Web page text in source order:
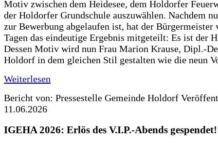
Motiv zwischen dem Heidesee, dem Holdorfer
der Holdorfer Grundschule auszuwählen. Nachdem
zur Bewerbung abgelaufen ist, hat der Bürgermeister
Tagen das eindeutige Ergebnis mitgeteilt: Es ist der
Dessen Motiv wird nun Frau Marion Krause, Dipl.-
Holdorf in dem gleichen Stil gestalten wie die neun
Weiterlesen
Bericht von: Pressestelle Gemeinde Holdorf
11.06.2026
IGEHA 2026: Erlös des V.I.P.-Abends gespendet!